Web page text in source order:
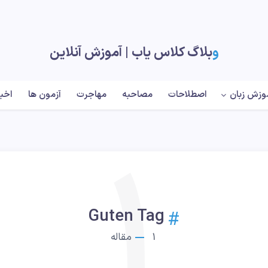
وبلاگ کلاس یاب |‌ آموزش آنلاین
زبان اصطلاحات مصاحبه مهاجرت آزمون ها
Guten Tag
1 مقاله